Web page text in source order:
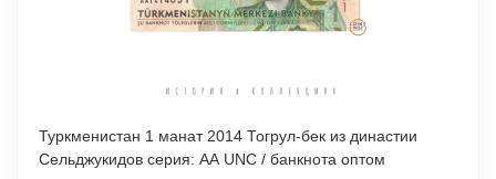
Туркменистан 1 манат 2014 Тогрул-бек из династии
Сельджукидов серия: AА UNC / банкнота оптом